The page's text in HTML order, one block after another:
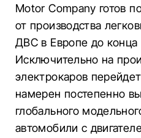
Motor Company готов
от производства
ДВС в Европе до конца
Исключительно на
электрокаров
намерен постепенно
глобального
автомобили с